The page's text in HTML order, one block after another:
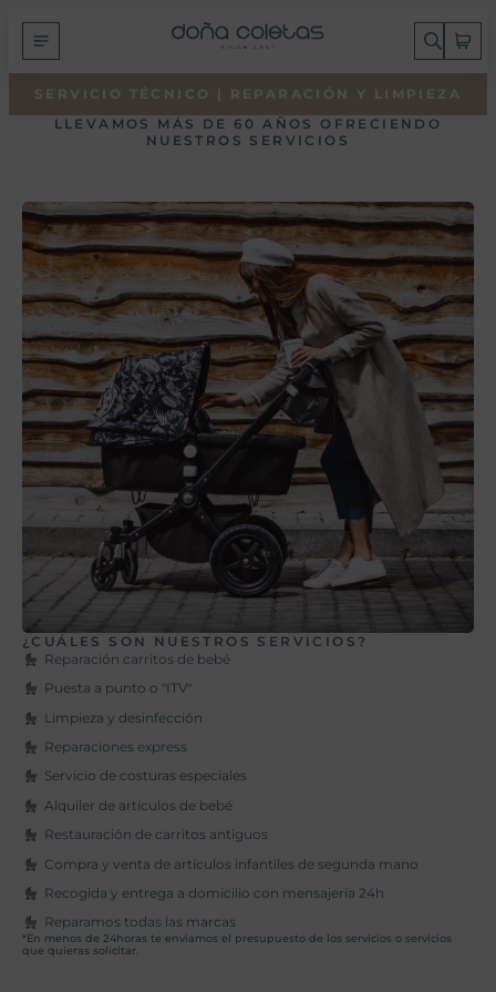
SERVICIO TÉCNICO | REPARACIÓN Y LIMPIEZA
LLEVAMOS MÁS DE 60 AÑOS OFRECIENDO
NUESTROS SERVICIOS
¿CUÁLES SON NUESTROS SERVICIOS?
Reparación carritos de bebé
Puesta a punto o "ITV"
Limpieza y desinfección
Reparaciones express
Servicio de costuras especiales
Alquiler de artículos de bebé
Restauración de carritos antiguos
Compra y venta de artículos infantiles de segunda mano
Recogida y entrega a domicilio con mensajería 24h
Reparamos todas las marcas
*En menos de 24horas te enviamos el presupuesto de los servicios o servicios
que quieras solicitar.